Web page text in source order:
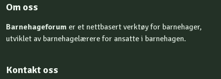
Om oss
Barnehageforum er et nettbasert verktøy for barnehager,
utviklet av barnehagelærere for ansatte i barnehagen.
Kontakt oss